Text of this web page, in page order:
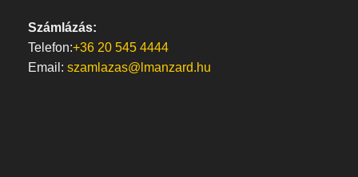
Számlázás:
Telefon:+36 20 545 4444
Email: szamlazas@lmanzard.hu